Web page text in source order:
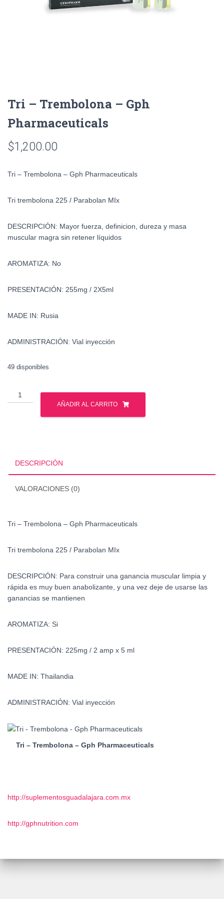
Tri – Trembolona – Gph
Pharmaceuticals
$1,200.00
Tri – Trembolona – Gph Pharmaceuticals
Tri trembolona 225 / Parabolan MIx
DESCRIPCIÓN: Mayor fuerza, definicion, dureza y masa
muscular magra sin retener líquidos
AROMATIZA: No
PRESENTACIÓN: 255mg / 2X5ml
MADE IN: Rusia
ADMINISTRACIÓN: Vial inyección
49 disponibles
-
Trembolona
AÑADIR AL CARRITO
DESCRIPCIÓN
VALORACIONES (0)
Tri – Trembolona – Gph Pharmaceuticals
Tri trembolona 225 / Parabolan MIx
DESCRIPCIÓN: Para construir una ganancia muscular limpia y
rápida es muy buen anabolizante, y una vez deje de usarse las
ganancias se mantienen
AROMATIZA: Si
PRESENTACIÓN: 225mg / 2 amp x 5 ml
MADE IN: Thailandia
ADMINISTRACIÓN: Vial inyección
Tri – Trembolona – Gph Pharmaceuticals
http://suplementosguadalajara.com.mx
http://gphnutrition.com